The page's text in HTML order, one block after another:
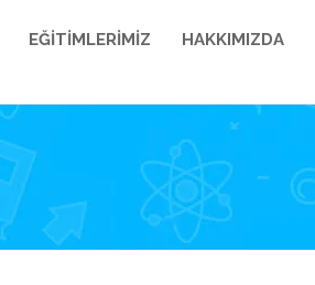
EĞİTİMLERİMİZ HAKKIMIZDA